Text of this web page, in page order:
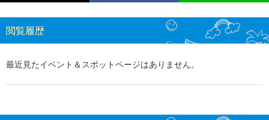
閲覧履歴
最近見たイベント＆スポットページはありません。